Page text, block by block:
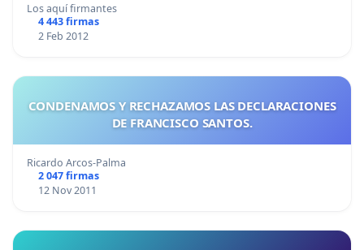
Los aquí firmantes
4 443 firmas
2 Feb 2012
CONDENAMOS Y RECHAZAMOS LAS DECLARACIONES
DE FRANCISCO SANTOS.
Ricardo Arcos-Palma
2 047 firmas
12 Nov 2011